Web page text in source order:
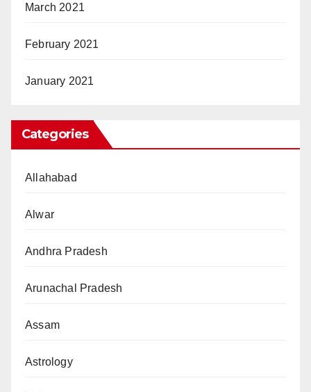
March 2021
February 2021
January 2021
Categories
Allahabad
Alwar
Andhra Pradesh
Arunachal Pradesh
Assam
Astrology